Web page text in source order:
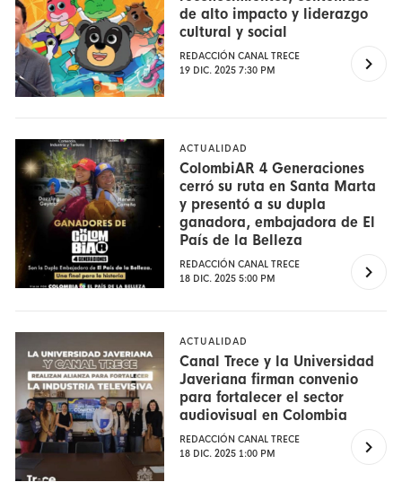
de alto impacto y liderazgo
cultural y social
REDACCIÓN CANAL TRECE
19 DIC. 2025 7:30 PM
ACTUALIDAD
ColombiAR 4 Generaciones
cerró su ruta en Santa Marta
y presentó a su dupla
ganadora, embajadora de El
País de la Belleza
REDACCIÓN CANAL TRECE
18 DIC. 2025 5:00 PM
ACTUALIDAD
Canal Trece y la Universidad
Javeriana firman convenio
para fortalecer el sector
audiovisual en Colombia
REDACCIÓN CANAL TRECE
18 DIC. 2025 1:00 PM